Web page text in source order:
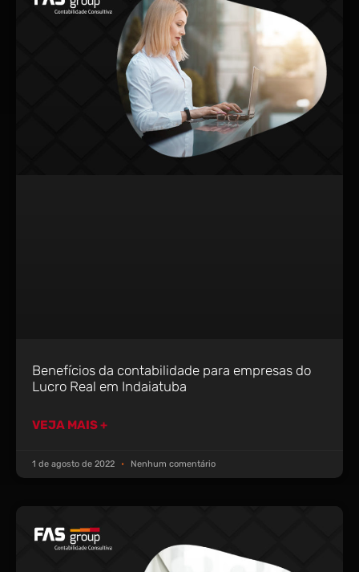
Benefícios da contabilidade para empresas do
Lucro Real em Indaiatuba
VEJA MAIS +
1 de agosto de 2022 Nenhum comentário